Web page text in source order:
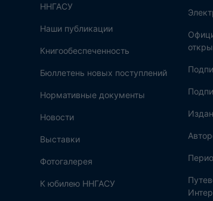
ННГАСУ
Наши публикации
Книгообеспеченность
Бюллетень новых поступлений
Нормативные документы
Новости
Выставки
Фотогалерея
К юбилею ННГАСУ